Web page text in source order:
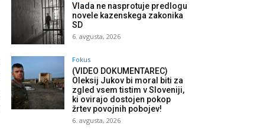
Vlada ne nasprotuje predlogu
novele kazenskega zakonika
SD
6. avgusta, 2026
Fokus
(VIDEO DOKUMENTAREC)
Oleksij Jukov bi moral biti za
zgled vsem tistim v Sloveniji,
ki ovirajo dostojen pokop
žrtev povojnih pobojev!
6. avgusta, 2026